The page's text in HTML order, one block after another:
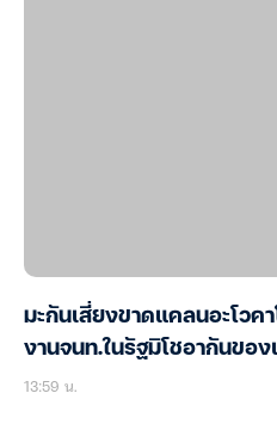
มะกันเสี่ยงขาดแคลนอะโวค
งานจนท.ในรัฐมิโชอากันของ
13:59 น.